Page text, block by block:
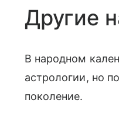
Другие
В народном
астрологии, но
поколение.